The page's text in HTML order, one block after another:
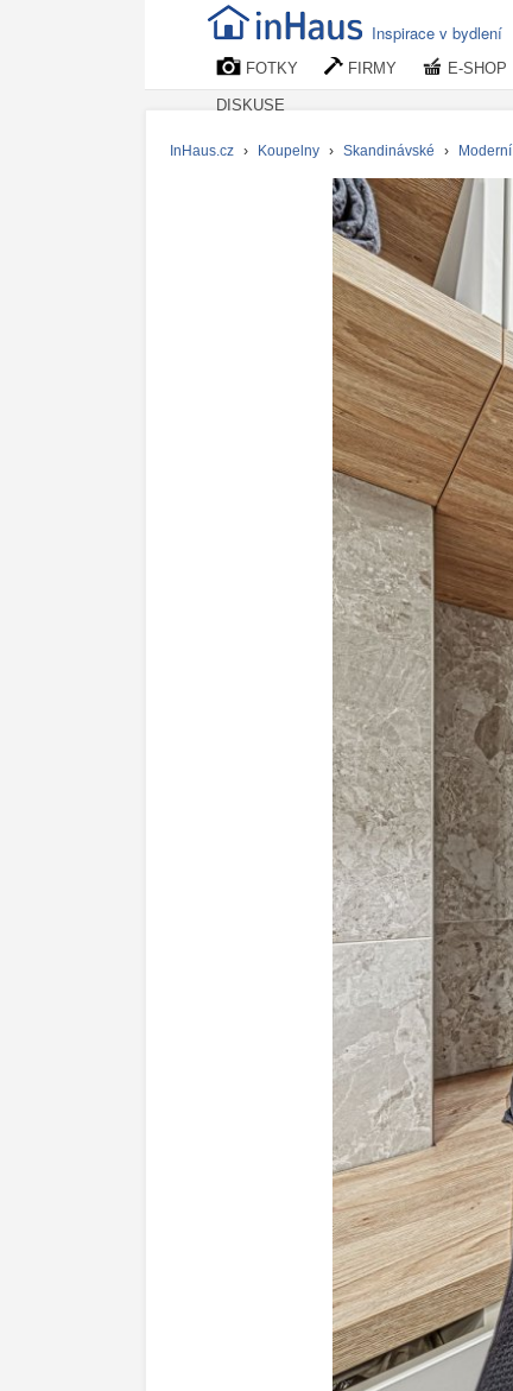
Inspirace v bydlení
FOTKY FIRMY E-SHOP
DISKUSE
InHaus.cz › Koupelny › Skandinávské › Moderní